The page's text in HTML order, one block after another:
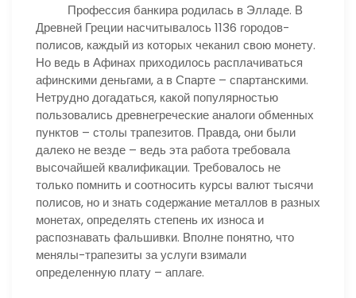
Профессия банкира родилась в Элладе. В
Древней Греции насчитывалось 1136 городов-
полисов, каждый из которых чеканил свою монету.
Но ведь в Афинах приходилось расплачиваться
афинскими деньгами, а в Спарте – спартанскими.
Нетрудно догадаться, какой популярностью
пользовались древнегреческие аналоги обменных
пунктов – столы трапезитов. Правда, они были
далеко не везде – ведь эта работа требовала
высочайшей квалификации. Требовалось не
только помнить и соотносить курсы валют тысячи
полисов, но и знать содержание металлов в разных
монетах, определять степень их износа и
распознавать фальшивки. Вполне понятно, что
менялы-трапезиты за услуги взимали
определенную плату – аплаге.